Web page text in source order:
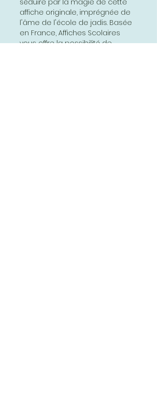
affiche originale, imprégnée de
l'âme de l'école de jadis. Basée
en France, Affiches Scolaires
vous offre la possibilité de